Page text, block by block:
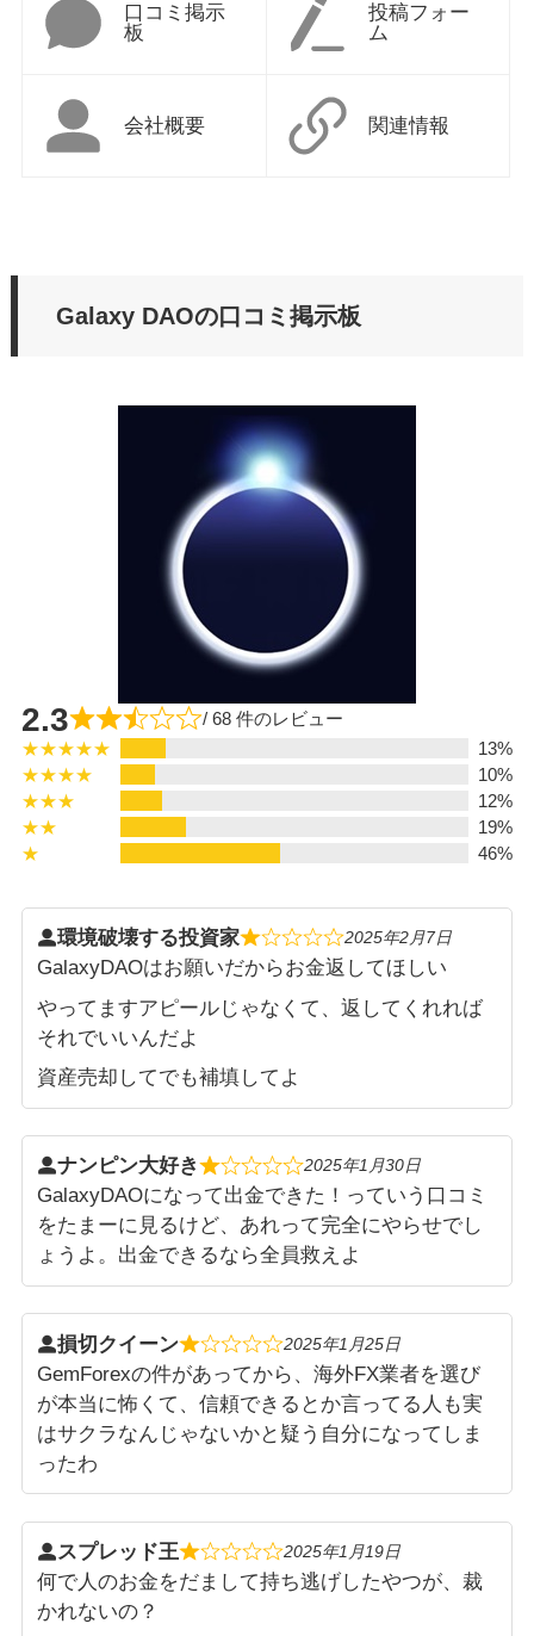
口コミ掲示
板
投稿フォー
ム
会社概要 関連情報
Galaxy DAOの口コミ掲示板
2.3
/ 68 件のレビュー
★★★★★
13%
★★★★
10%
★★★
12%
★★
19%
★
46%
2025年2月7日
GalaxyDAOはお願いだからお金返してほしい
やってますアピールじゃなくて、返してくれれば
それでいいんだよ
資産売却してでも補填してよ
環境破壊する投資家
2025年1月30日
GalaxyDAOになって出金できた！っていう口コミ
をたまーに見るけど、あれって完全にやらせでし
ょうよ。出金できるなら全員救えよ
ナンピン大好き
2025年1月25日
GemForexの件があってから、海外FX業者を選び
が本当に怖くて、信頼できるとか言ってる人も実
はサクラなんじゃないかと疑う自分になってしま
ったわ
損切クイーン
2025年1月19日
何で人のお金をだまして持ち逃げしたやつが、裁
かれないの？
スプレッド王